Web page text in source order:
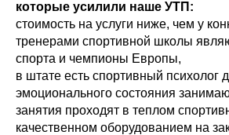
которые усилили наше УТП:
стоимость на услуги ниже, чем у
тренерами спортивной школы
спорта и чемпионы Европы,
в штате есть спортивный психолог
эмоционального состояния
занятия проходят в теплом
качественном оборудованием на